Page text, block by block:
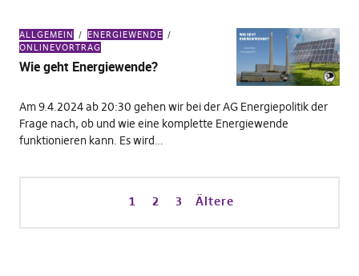
ALLGEMEIN
ENERGIEWENDE
ONLINEVORTRAG
Wie geht Energiewende?
Am 9.4.2024 ab 20:30 gehen wir bei der AG Energiepolitik der
Frage nach, ob und wie eine komplette Energiewende
funktionieren kann. Es wird…
1 2 3 Ältere